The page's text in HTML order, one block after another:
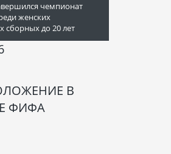
чемпионат
женских
сборных до 20 лет
В
ФИФА